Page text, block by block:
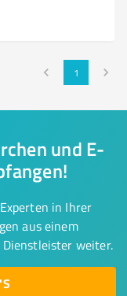
1
und E-
in Ihrer
aus einem
Dienstleister weiter.